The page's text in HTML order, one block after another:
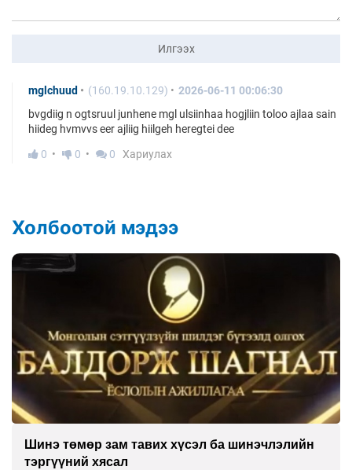
Илгээх
mglchuud (160.19.10.129)
2026-06-11 00:06:30
bvgdiig n ogtsruul junhene mgl ulsiinhaa hogjliin toloo ajlaa sain
hiideg hvmvvs eer ajliig hiilgeh heregtei dee
0
0 0 Хариулах
Холбоотой мэдээ
Шинэ төмөр зам тавих хүсэл ба шинэчлэлийн
тэргүүний хясал